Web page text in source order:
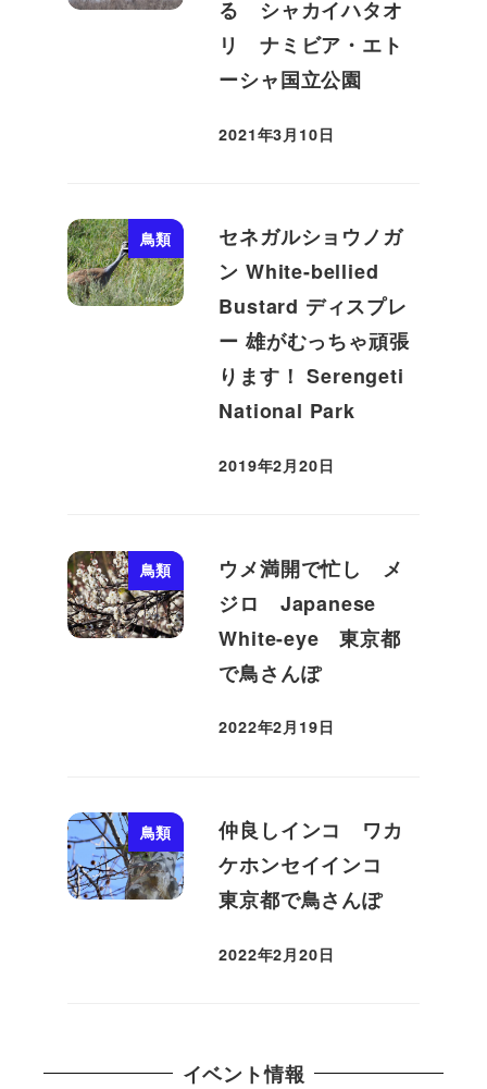
る シャカイハタオ
リ ナミビア・エト
ーシャ国立公園
投稿日
2021年3月10日
鳥類
セネガルショウノガ
ン White-bellied
Bustard ディスプレ
ー 雄がむっちゃ頑張
ります！ Serengeti
National Park
投稿日
2019年2月20日
鳥類
ウメ満開で忙し メ
ジロ Japanese
White-eye 東京都
で鳥さんぽ
投稿日
2022年2月19日
鳥類
仲良しインコ ワカ
ケホンセイインコ
東京都で鳥さんぽ
投稿日
2022年2月20日
イベント情報